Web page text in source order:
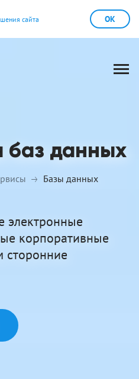
сайта OK
баз данных
Базы данных
электронные
корпоративные
сторонние